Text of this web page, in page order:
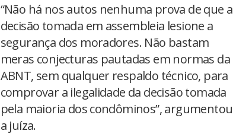
“Não há nos autos nenhuma prova de que a
decisão tomada em assembleia lesione a
segurança dos moradores. Não bastam
meras conjecturas pautadas em normas da
ABNT, sem qualquer respaldo técnico, para
comprovar a ilegalidade da decisão tomada
pela maioria dos condôminos”, argumentou
a juíza.